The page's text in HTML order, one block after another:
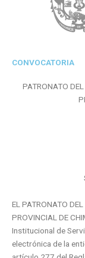
CONVOCATORIA
PATRONATO
EL PATRONATO
PROVINCIAL DE
Institucional de
electrónica de la